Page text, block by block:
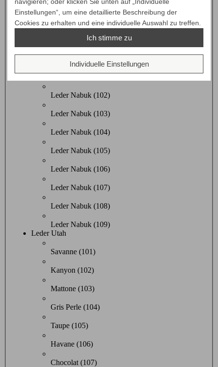
Stoff D2
Leder D3
anschließend können Sie Ihre Auswahl bestätigen
Leder Nabuk (102)
Leder Nabuk (103)
Leder Nabuk (104)
Leder Nabuk (105)
Leder Nabuk (106)
Leder Nabuk (107)
Leder Nabuk (108)
Leder Nabuk (109)
Leder Utah
Savanne (101)
Kanyon (102)
Mattone (103)
Gris Perle (104)
Taupe (105)
Havane (106)
Chocolat (107)
Einstellungen“, um eine detaillierte Beschreibung der
Cookies zu erhalten und eine individuelle Auswahl zu treffen.
Ich stimme zu
Individuelle Einstellungen